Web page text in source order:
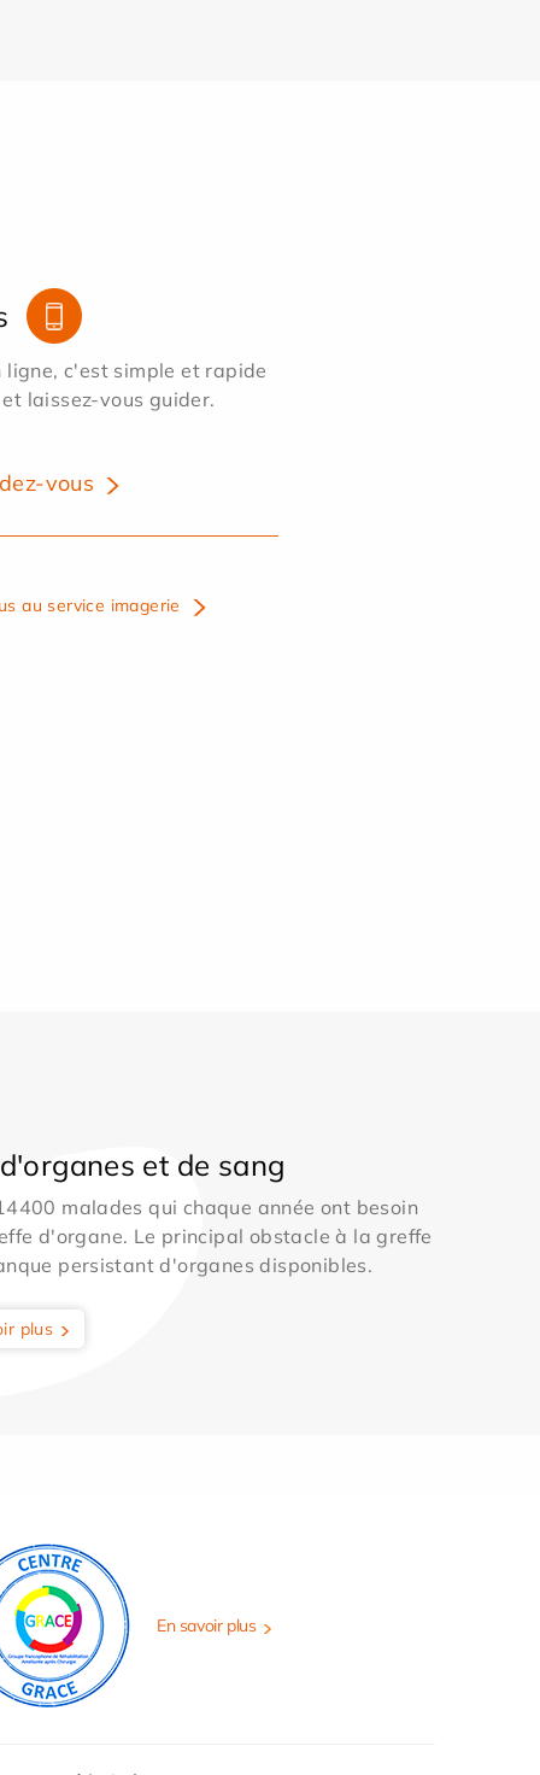
ligne, c'est simple et rapide
laissez-vous guider.
vous
au service imagerie
et de sang
malades qui chaque année ont besoin
d'organe. Le principal obstacle à la greffe
persistant d'organes disponibles.
plus
En savoir plus